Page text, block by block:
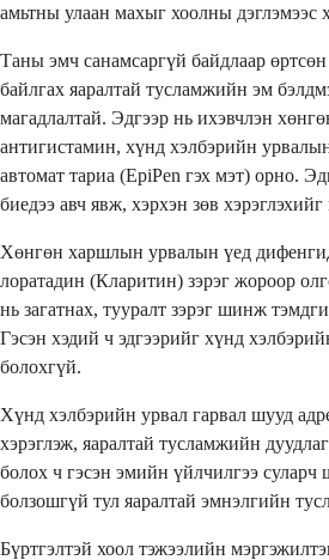
амьтны улаан махыг хоолны дэглэмээс
Таны эмч санамсаргүй байдлаар
байлгах яаралтай тусламжийн эм
магадлалтай. Эдгээр нь ихэвчлэн
антигистамин, хүнд хэлбэрийн
автомат тариа (EpiPen гэх мэт) орно.
биедээ авч явж, хэрхэн зөв
Хөнгөн харшлын урвалын үед
лоратадин (Кларитин) зэрэг жороор
нь загатнах, тууралт зэрэг шинж
Гэсэн хэдий ч эдгээрийг хүнд
болохгүй.
Хүнд хэлбэрийн урвал гарвал шууд
хэрэглэж, яаралтай тусламжийн
болох ч гэсэн эмийн үйлчилгээ
болзошгүй тул яаралтай эмнэлгийн
Бүртгэлтэй хоол тэжээлийн